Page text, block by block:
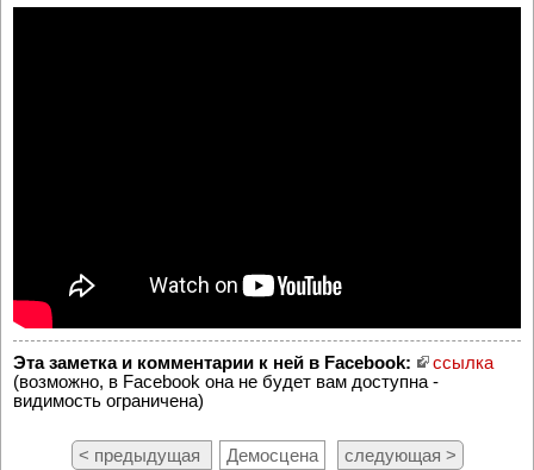
Эта заметка и комментарии к ней в Facebook:
ссылка
(возможно, в Facebook она не будет вам доступна -
видимость ограничена)
< предыдущая Демосцена следующая >